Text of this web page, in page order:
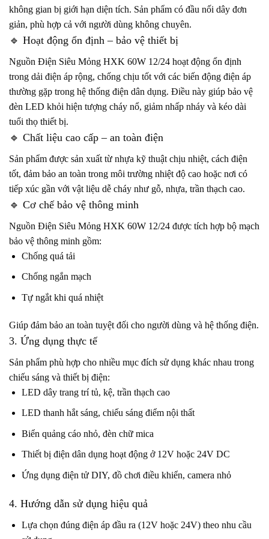
không gian bị giới hạn diện tích. Sản phẩm có đầu nối dây đơn
giản, phù hợp cả với người dùng không chuyên.
🔹 Hoạt động ổn định – bảo vệ thiết bị
Nguồn Điện Siêu Mỏng HXK 60W 12/24 hoạt động ổn định
trong dải điện áp rộng, chống chịu tốt với các biến động điện áp
thường gặp trong hệ thống điện dân dụng. Điều này giúp bảo vệ
đèn LED khỏi hiện tượng cháy nổ, giảm nhấp nháy và kéo dài
tuổi thọ thiết bị.
🔹 Chất liệu cao cấp – an toàn điện
Sản phẩm được sản xuất từ nhựa kỹ thuật chịu nhiệt, cách điện
tốt, đảm bảo an toàn trong môi trường nhiệt độ cao hoặc nơi có
tiếp xúc gần với vật liệu dễ cháy như gỗ, nhựa, trần thạch cao.
🔹 Cơ chế bảo vệ thông minh
Nguồn Điện Siêu Mỏng HXK 60W 12/24 được tích hợp bộ mạch
bảo vệ thông minh gồm:
Chống quá tải
Chống ngắn mạch
Tự ngắt khi quá nhiệt
Giúp đảm bảo an toàn tuyệt đối cho người dùng và hệ thống điện.
3. Ứng dụng thực tế
Sản phẩm phù hợp cho nhiều mục đích sử dụng khác nhau trong
chiếu sáng và thiết bị điện:
LED dây trang trí tủ, kệ, trần thạch cao
LED thanh hắt sáng, chiếu sáng điểm nội thất
Biển quảng cáo nhỏ, đèn chữ mica
Thiết bị điện dân dụng hoạt động ở 12V hoặc 24V DC
Ứng dụng điện tử DIY, đồ chơi điều khiển, camera nhỏ
4. Hướng dẫn sử dụng hiệu quả
Lựa chọn đúng điện áp đầu ra (12V hoặc 24V) theo nhu cầu